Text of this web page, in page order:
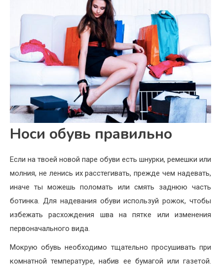
Носи обувь правильно
Если на твоей новой паре обуви есть шнурки, ремешки или
молния, не ленись их расстегивать, прежде чем надевать,
иначе ты можешь поломать или смять заднюю часть
ботинка. Для надевания обуви используй рожок, чтобы
избежать расхождения шва на пятке или изменения
первоначального вида.
Мокрую обувь необходимо тщательно просушивать при
комнатной температуре, набив ее бумагой или газетой.